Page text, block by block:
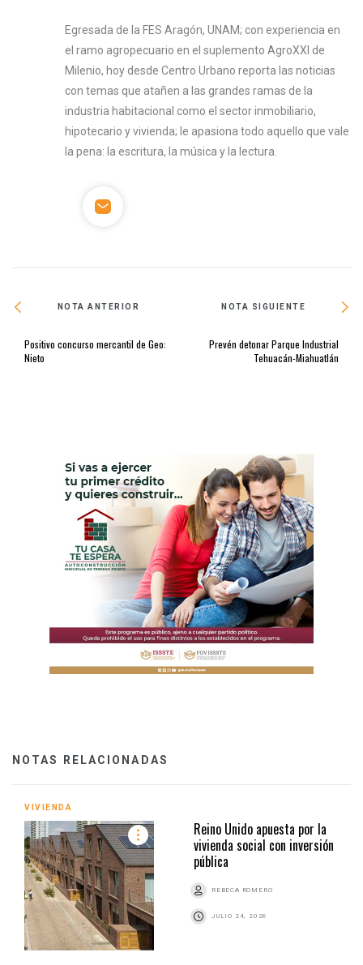
Egresada de la FES Aragón, UNAM; con experiencia en
el ramo agropecuario en el suplemento AgroXXI de
Milenio, hoy desde Centro Urbano reporta las noticias
con temas que atañen a las grandes ramas de la
industria habitacional como el sector inmobiliario,
hipotecario y vivienda; le apasiona todo aquello que vale
la pena: la escritura, la música y la lectura.
NOTA ANTERIOR
Positivo concurso mercantil de Geo:
Nieto
NOTA SIGUIENTE
Prevén detonar Parque Industrial
Tehuacán-Miahuatlán
NOTAS RELACIONADAS
VIVIENDA
Reino Unido apuesta por la
vivienda social con inversión
pública
REBECA ROMERO
JULIO 24, 2026